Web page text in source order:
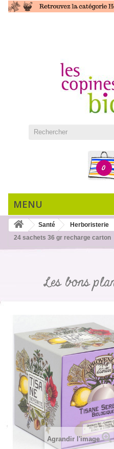
0
MENU
Santé Herboristerie
24 sachets 36 gr recharge carton
Les bons
Agrandir l'image